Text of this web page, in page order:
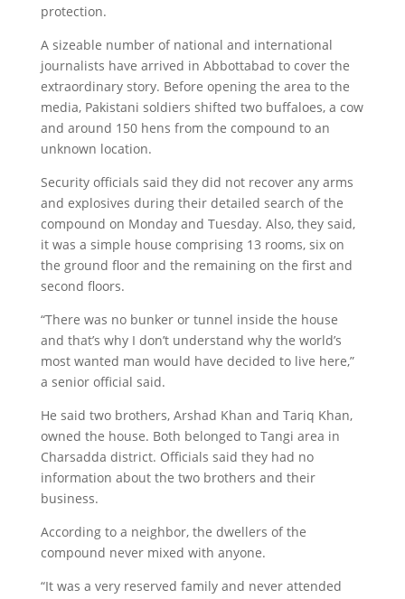
protection.
A sizeable number of national and international
journalists have arrived in Abbottabad to cover the
extraordinary story. Before opening the area to the
media, Pakistani soldiers shifted two buffaloes, a cow
and around 150 hens from the compound to an
unknown location.
Security officials said they did not recover any arms
and explosives during their detailed search of the
compound on Monday and Tuesday. Also, they said,
it was a simple house comprising 13 rooms, six on
the ground floor and the remaining on the first and
second floors.
“There was no bunker or tunnel inside the house
and that’s why I don’t understand why the world’s
most wanted man would have decided to live here,”
a senior official said.
He said two brothers, Arshad Khan and Tariq Khan,
owned the house. Both belonged to Tangi area in
Charsadda district. Officials said they had no
information about the two brothers and their
business.
According to a neighbor, the dwellers of the
compound never mixed with anyone.
“It was a very reserved family and never attended